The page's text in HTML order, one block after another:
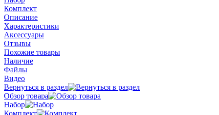
Комплект
Описание
Характеристики
Аксессуары
Отзывы
Похожие товары
Наличие
Файлы
Видео
Вернуться в раздел
Обзор товара
Набор
Комплект